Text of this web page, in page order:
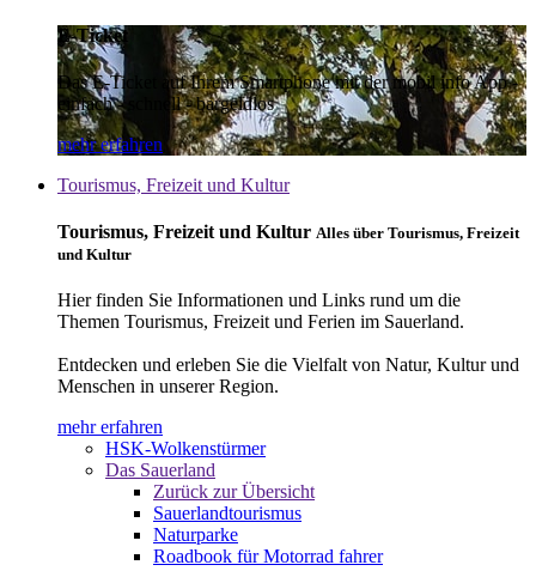
E-Ticket
Das E-Ticket auf Ihrem Smartphone mit der mobil info App -
einfach - schnell - bargeldlos
mehr erfahren
Tourismus, Freizeit und Kultur
Tourismus, Freizeit und Kultur Alles über Tourismus, Freizeit
und Kultur
Hier finden Sie Informationen und Links rund um die
Themen Tourismus, Freizeit und Ferien im Sauerland.
Entdecken und erleben Sie die Vielfalt von Natur, Kultur und
Menschen in unserer Region.
mehr erfahren
HSK-Wolkenstürmer
Das Sauerland
Zurück zur Übersicht
Sauerlandtourismus
Naturparke
Roadbook für Motorrad fahrer